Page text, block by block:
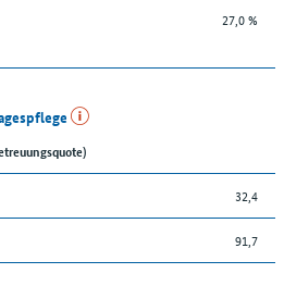
27,0 %
32,4
91,7